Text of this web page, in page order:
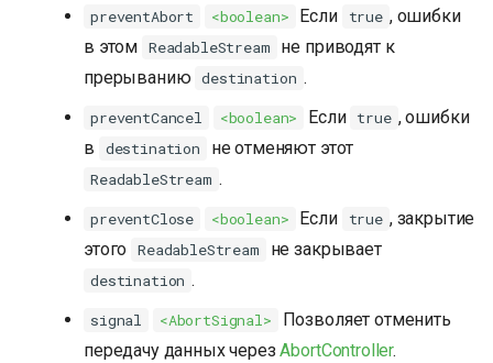
preventAbort
<boolean> Если true , ошибки
в этом ReadableStream
не приводят к
прерыванию destination .
preventCancel <boolean> Если true , ошибки
в
destination не отменяют этот
ReadableStream .
preventClose <boolean> Если true , закрытие
этого ReadableStream не закрывает
destination .
signal <AbortSignal>
Позволяет отменить
передачу данных черезAbortController.